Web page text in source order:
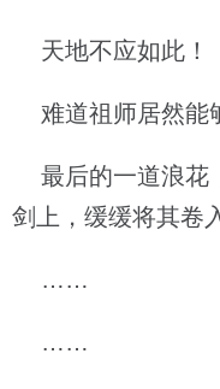
天地不应如此！
难道祖师居然能
最后的一道浪花
剑上，缓缓将其卷
……
……